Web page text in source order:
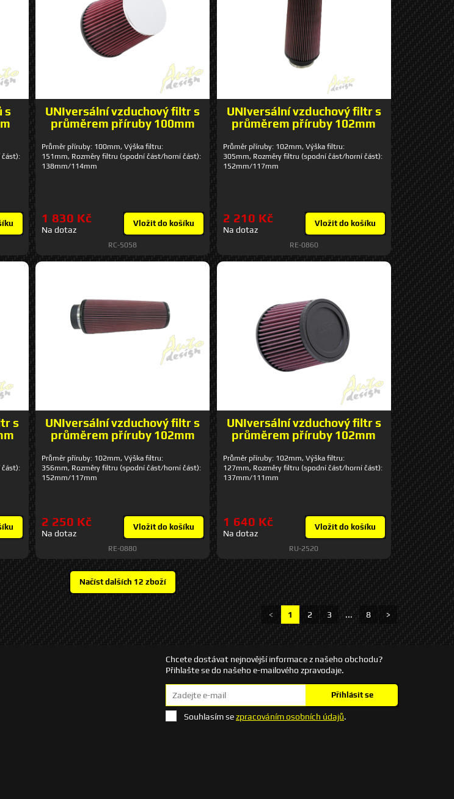
s
část):
UNIversální vzduchový filtr s
průměrem příruby 100mm
Průměr příruby: 100mm, Výška filtru:
151mm, Rozměry filtru (spodní část/horní část):
138mm/114mm
1 830 Kč
Na dotaz
Vložit do košíku
RC-5058
UNIversální vzduchový filtr s
průměrem příruby 102mm
Průměr příruby: 102mm, Výška filtru:
305mm, Rozměry filtru (spodní část/horní část):
152mm/117mm
2 210 Kč
Na dotaz
Vložit do košíku
RE-0860
s
část):
UNIversální vzduchový filtr s
průměrem příruby 102mm
Průměr příruby: 102mm, Výška filtru:
356mm, Rozměry filtru (spodní část/horní část):
152mm/117mm
2 250 Kč
Na dotaz
Vložit do košíku
RE-0880
UNIversální vzduchový filtr s
průměrem příruby 102mm
Průměr příruby: 102mm, Výška filtru:
127mm, Rozměry filtru (spodní část/horní část):
137mm/111mm
1 640 Kč
Na dotaz
Vložit do košíku
RU-2520
< 1 2 3 ... 8 >
Chcete dostávat nejnovější informace z našeho obchodu?
Přihlašte se do našeho e-mailového zpravodaje.
Přihlásit se
Souhlasím sezpracováním osobních údajů.